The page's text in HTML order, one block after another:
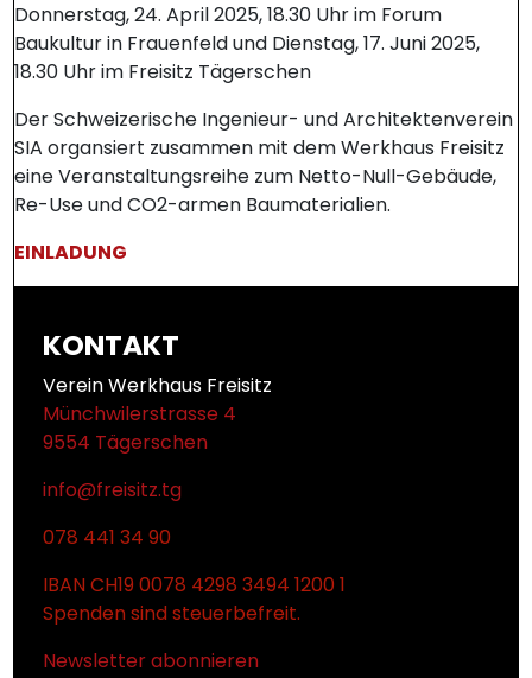
Donnerstag, 24. April 2025, 18.30 Uhr im Forum
Baukultur in Frauenfeld und Dienstag, 17. Juni 2025,
18.30 Uhr im Freisitz Tägerschen
Der Schweizerische Ingenieur- und Architektenverein
SIA organsiert zusammen mit dem Werkhaus Freisitz
eine Veranstaltungsreihe zum Netto-Null-Gebäude,
Re-Use und CO2-armen Baumaterialien.
EINLADUNG
KONTAKT
Verein Werkhaus Freisitz
Münchwilerstrasse 4
9554 Tägerschen
info@freisitz.tg
078 441 34 90
IBAN CH19 0078 4298 3494 1200 1
Spenden sind steuerbefreit.
Newsletter abonnieren